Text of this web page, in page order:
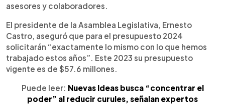
asesores y colaboradores.
El presidente de la Asamblea Legislativa, Ernesto
Castro, aseguró que para el presupuesto 2024
solicitarán “exactamente lo mismo con lo que hemos
trabajado estos años”. Este 2023 su presupuesto
vigente es de $57.6 millones.
Puede leer: Nuevas Ideas busca “concentrar el
poder” al reducir curules, señalan expertos